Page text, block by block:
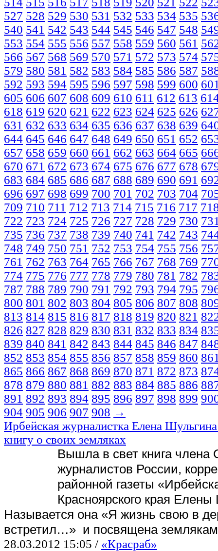
527 528 529 530 531 532 533 534 535
540 541 542 543 544 545 546 547 548
553 554 555 556 557 558 559 560 561
566 567 568 569 570 571 572 573 574
579 580 581 582 583 584 585 586 587
592 593 594 595 596 597 598 599 600
605 606 607 608 609 610 611 612 613
618 619 620 621 622 623 624 625 626
631 632 633 634 635 636 637 638 639
644 645 646 647 648 649 650 651 652
657 658 659 660 661 662 663 664 665
670 671 672 673 674 675 676 677 678
683 684 685 686 687 688 689 690 691
696 697 698 699 700 701 702 703 704
709 710 711 712 713 714 715 716 717
722 723 724 725 726 727 728 729 730
735 736 737 738 739 740 741 742 743
748 749 750 751 752 753 754 755 756
761 762 763 764 765 766 767 768 769
774 775 776 777 778 779 780 781 782
787 788 789 790 791 792 793 794 795
800 801 802 803 804 805 806 807 808
813 814 815 816 817 818 819 820 821
826 827 828 829 830 831 832 833 834
839 840 841 842 843 844 845 846 847
852 853 854 855 856 857 858 859 860
865 866 867 868 869 870 871 872 873
878 879 880 881 882 883 884 885 886
891 892 893 894 895 896 897 898 899
904 905 906 907 908 →
Ирбейская журналистка Елена
книгу о своих земляках
Вышла в свет книга члена
журналистов России,
районной газеты
Красноярского края
Называется она «Я жизнь свою в
встретил…» и посвящена
28.03.2012 15:05 / «Красраб»